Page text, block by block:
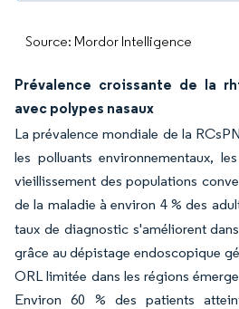
Source: Mordor Intelligence
Prévalence croissante de la
avec polypes nasaux
La prévalence mondiale de la
les polluants environnementaux,
vieillissement des populations
de la maladie à environ 4 % des
taux de diagnostic s'améliorent
grâce au dépistage endoscopique
ORL limitée dans les régions
Environ 60 % des patients